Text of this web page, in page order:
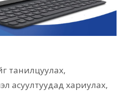
танилцуулах,
асуултуудад хариулах,